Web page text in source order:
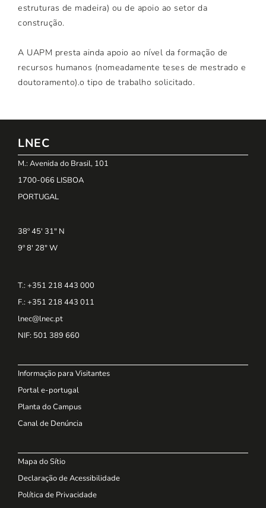
estruturas de madeira) ou de apoio ao setor da
construção.
A UAPM presta ainda apoio ao nível da formação de
recursos humanos (nomeadamente teses de mestrado e
doutoramento).o tipo de trabalho solicitado.
LNEC
M.: Avenida do Brasil, 101
1700-066 LISBOA
PORTUGAL
38º 45' 31" N
9º 8' 28" W
T.: +351 218 443 000
F.: +351 218 443 011
lnec@lnec.pt
NIF: 501 389 660
Informação para Visitantes
Portal e-portugal
Planta do Campus
Canal de Denúncia
Mapa do Sítio
Declaração de Acessibilidade
Política de Privacidade